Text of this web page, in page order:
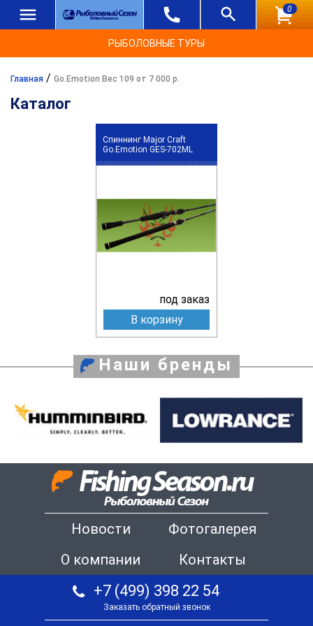
0
РЫБОЛОВНЫЕ ТУРЫ
Главная / Go.Emotion Вес 109 от 7 000 р.
Каталог
Спиннинг Major Craft
Go.Emotion GES-702ML
под заказ
В корзину
Наши бренды
Новости
Фотогалерея
О компании
Контакты
+7 (499) 398 22 54
Заказать обратный звонок